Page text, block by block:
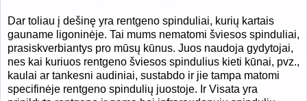
Dar toliau į dešinę yra rentgeno spinduliai, kurių kartais
gauname ligoninėje. Tai mums nematomi šviesos spinduliai,
prasiskverbiantys pro mūsų kūnus. Juos naudoja gydytojai,
nes kai kuriuos rentgeno šviesos spindulius kieti kūnai, pvz.,
kaulai ar tankesni audiniai, sustabdo ir jie tampa matomi
specifinėje rentgeno spindulių juostoje. Ir Visata yra